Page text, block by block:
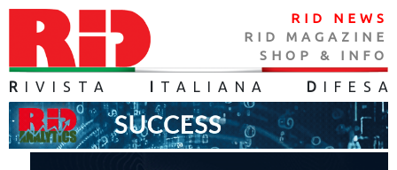
RID NEWS
RID MAGAZINE
SHOP & INFO
R IVISTA TALIANA D IFES A